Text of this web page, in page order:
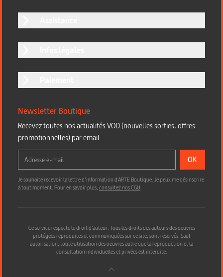
Newsletter Boutique
Recevez toutes nos actualités VOD (nouvelles sorties, offres
promotionnelles) par email
OK
Je souhaite recevoir la lettre d’information d'ARTE Boutique. Je peux me désinscrire
à tout moment. Pour en savoir plus,consultez nos CGU.
Ce service respecte le droit d’auteur. Tous les droits des auteurs des oeuvres
protégées reproduites et communiquées sur ce site, sont réservés. Sauf
autorisation, toute utilisation des oeuvres autre que la reproduction et la
consultation individuelles et privées est interdite.